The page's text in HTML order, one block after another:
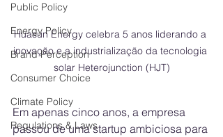
Public Policy
Energy Policy
Brand Perception
Consumer Choice
Climate Policy
Regulations & Laws
Huasun Energy celebra 5 anos liderando a
inovação e a industrialização da tecnologia
solar Heterojunction (HJT)
Em apenas cinco anos, a empresa
passou de uma startup ambiciosa para